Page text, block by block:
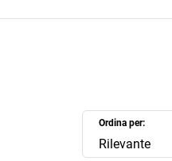
Ordina per:
Rilevante